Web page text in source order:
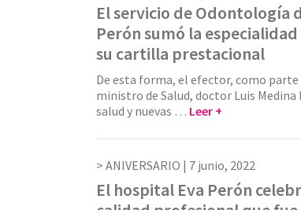
El servicio de Odontología
Perón sumó la
su cartilla prestacional
De esta forma, el efector, como
ministro de Salud, doctor Luis Medina
salud y nuevas … Leer +
ANIVERSARIO | 7 junio, 2022
El hospital Eva Perón